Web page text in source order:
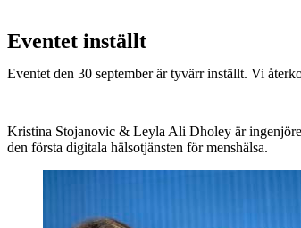
Eventet inställt
Eventet den 30 september är tyvärr inställt. Vi
Kristina Stojanovic & Leyla Ali Dholey är
den första digitala hälsotjänsten för menshälsa.